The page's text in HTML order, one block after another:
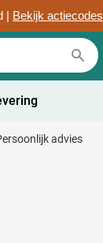
| Bekijk actiecodes
advies